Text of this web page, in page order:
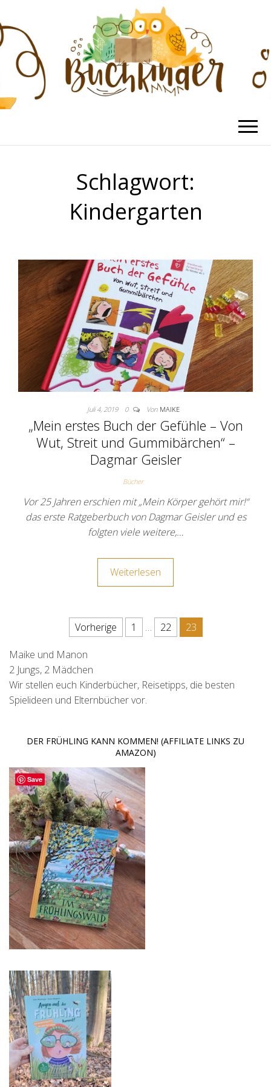
Die schönsten Kinderbücher
Schlagwort:
Kindergarten
Juli 4, 2019 0 Von MAIKE
„Mein erstes Buch der Gefühle – Von
Wut, Streit und Gummibärchen“ –
Dagmar Geisler
Bücher
Vor 25 Jahren erschien mit „Mein Körper gehört mir!“
das erste Ratgeberbuch von Dagmar Geisler und es
folgten viele weitere,…
Weiterlesen
Seitennummerierung der
Vorherige 1 … 22 23
Maike und Manon
2 Jungs, 2 Mädchen
Wir stellen euch Kinderbücher, Reisetipps, die besten
Spielideen und Elternbücher vor.
DER FRÜHLING KANN KOMMEN! (AFFILIATE LINKS ZU
AMAZON)
Save